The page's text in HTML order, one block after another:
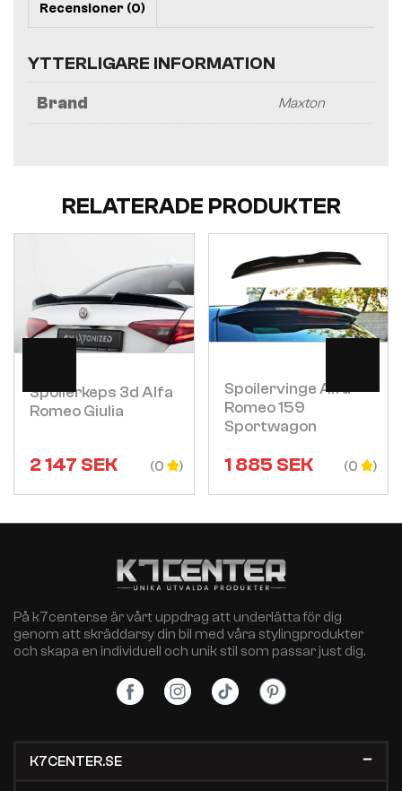
Recensioner (0)
YTTERLIGARE INFORMATION
Brand Maxton
RELATERADE PRODUKTER
Spoilerkeps 3d Alfa
Romeo Giulia
2 147 SEK (0
Visa
Spoilervinge Alfa
Romeo 159
Sportwagon
1 885SEK (0
Visa
På k7center.se är vårt uppdrag att underlätta för dig
genom att skräddarsy din bil med våra stylingprodukter
och skapa en individuell och unik stil som passar just dig.
K7CENTER.SE